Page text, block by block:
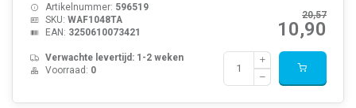
20,57
10,90
Artikelnummer: 596519
SKU: WAF1048TA
EAN: 3250610073421
Verwachte levertijd: 1-2 weken
Voorraad: 0